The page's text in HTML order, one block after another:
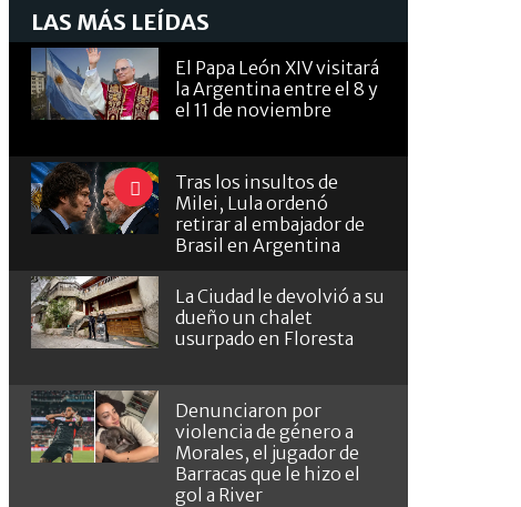
LAS MÁS LEÍDAS
El Papa León XIV visitará
la Argentina entre el 8 y
el 11 de noviembre
Tras los insultos de
Milei, Lula ordenó
retirar al embajador de
Brasil en Argentina
La Ciudad le devolvió a su
dueño un chalet
usurpado en Floresta
Denunciaron por
violencia de género a
Morales, el jugador de
Barracas que le hizo el
gol a River